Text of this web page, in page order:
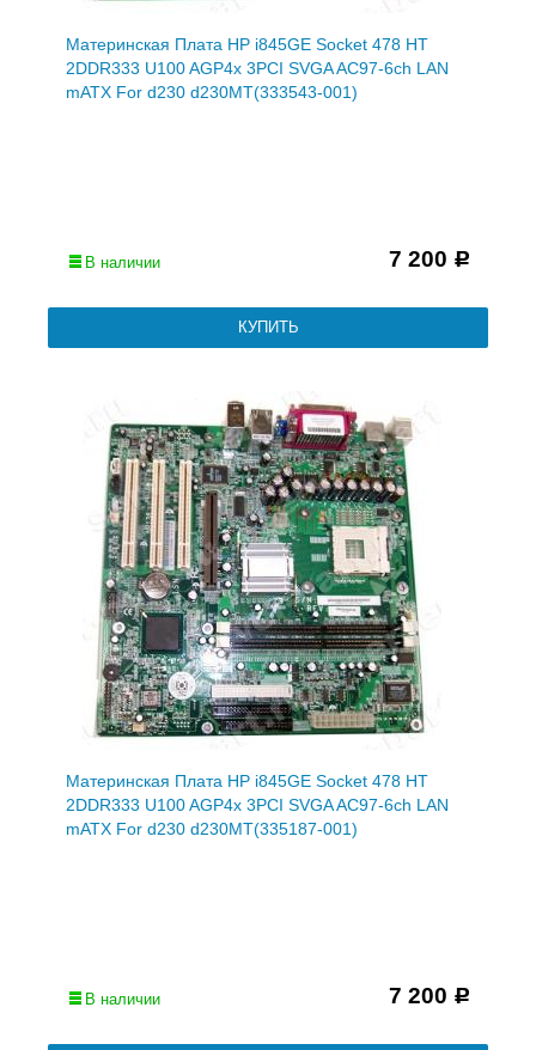
Материнская Плата HP i845GE Socket 478 HT
2DDR333 U100 AGP4x 3PCI SVGA AC97-6ch LAN
mATX For d230 d230MT(333543-001)
В наличии 7 200 Р
Материнская Плата HP i845GE Socket 478 HT
2DDR333 U100 AGP4x 3PCI SVGA AC97-6ch LAN
mATX For d230 d230MT(335187-001)
В наличии 7 200 Р